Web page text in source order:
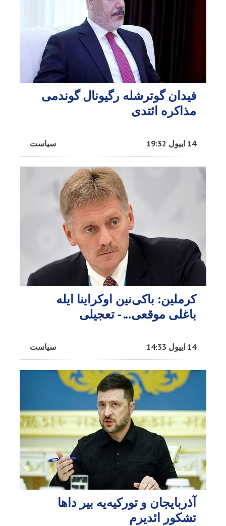
فیدان گوترشله رگیونال گوندمی
مذاکره ائتدی
سیاست 14 اییول 19:32
کرملین: باکی‌نین اوکراینا ایله
باغلی موقعی... - تعجیلی
سیاست 14 اییول 14:33
آذربایجان و تورکیه‌یه بیر داها
تشکور ائدیرم